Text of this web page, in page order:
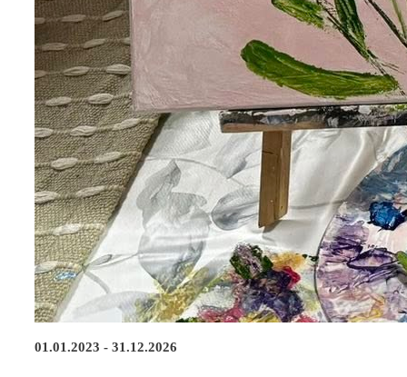
01.01.2023 - 31.12.2026